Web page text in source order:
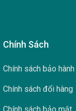
Chính Sách
Chính sách bảo hành
Chính sách đổi hàng